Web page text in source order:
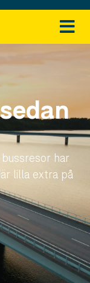
har
lilla extra på